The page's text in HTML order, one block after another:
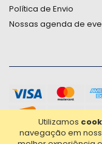
Utilizamos
navegação em
Política de Envio
Nossas agenda de